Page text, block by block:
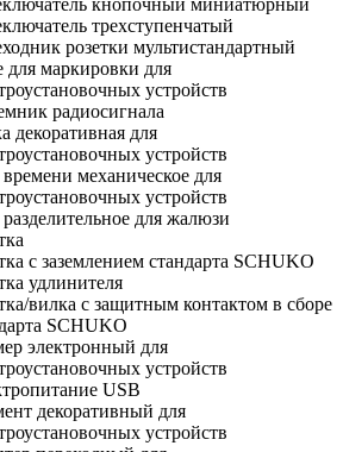
трехступенчатый
розетки мультистандартный
для маркировки для
устройств
радиосигнала
декоративная для
устройств
времени механическое для
устройств
разделительное для жалюзи
с заземлением стандарта SCHUKO
удлинителя
вилка с защитным контактом в сборе
SCHUKO
электронный для
устройств
USB
декоративный для
устройств